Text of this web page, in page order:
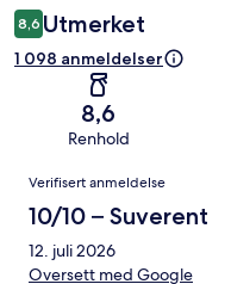
8,6 Utmerket
1 098 anmeldelser
8,6
Renhold
Anmeldelser
Verifisert anmeldelse
10/10 – Suverent
12. juli 2026
Oversett med Google